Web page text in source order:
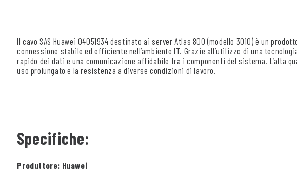
Il cavo SAS Huawei 04051934 destinato ai server Atlas 800 (modello 3010) è un
connessione stabile ed efficiente nell’ambiente IT. Grazie all’utilizzo di una
rapido dei dati e una comunicazione affidabile tra i componenti del sistema. L’alta
uso prolungato e la resistenza a diverse condizioni di lavoro.
Specifiche:
Produttore: Huawei